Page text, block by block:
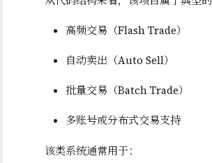
高频交易（Flash Trade）
自动卖出（Auto Sell）
批量交易（Batch Trade）
多账号或分布式交易支持
该类系统通常用于：